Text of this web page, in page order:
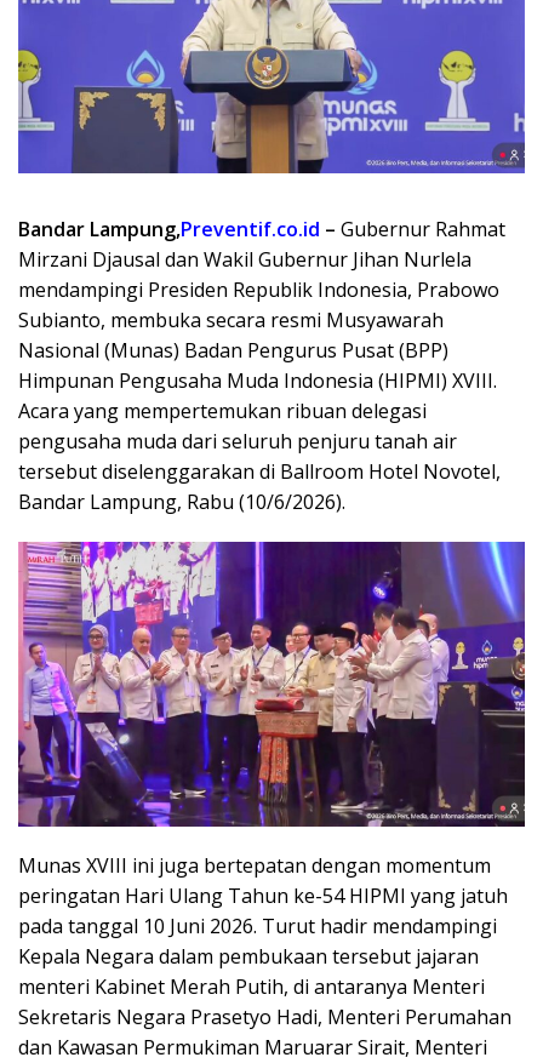
Bandar Lampung,Preventif.co.id – Gubernur Rahmat
Mirzani Djausal dan Wakil Gubernur Jihan Nurlela
mendampingi Presiden Republik Indonesia, Prabowo
Subianto, membuka secara resmi Musyawarah
Nasional (Munas) Badan Pengurus Pusat (BPP)
Himpunan Pengusaha Muda Indonesia (HIPMI) XVIII.
Acara yang mempertemukan ribuan delegasi
pengusaha muda dari seluruh penjuru tanah air
tersebut diselenggarakan di Ballroom Hotel Novotel,
Bandar Lampung, Rabu (10/6/2026).
Munas XVIII ini juga bertepatan dengan momentum
peringatan Hari Ulang Tahun ke-54 HIPMI yang jatuh
pada tanggal 10 Juni 2026. Turut hadir mendampingi
Kepala Negara dalam pembukaan tersebut jajaran
menteri Kabinet Merah Putih, di antaranya Menteri
Sekretaris Negara Prasetyo Hadi, Menteri Perumahan
dan Kawasan Permukiman Maruarar Sirait, Menteri